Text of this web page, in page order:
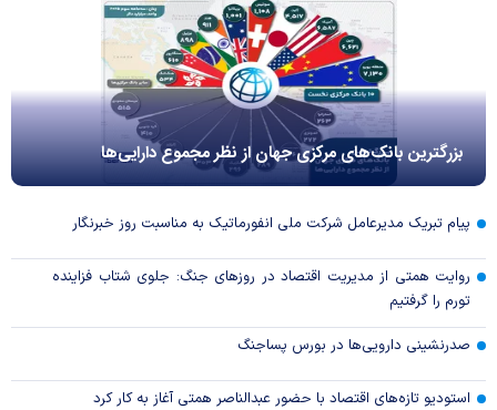
بزرگترین بانک‌های مرکزی جهان از نظر مجموع دارایی‌ها
پیام تبریک مدیرعامل شرکت ملی انفورماتیک به مناسبت روز خبرنگار
روایت همتی از مدیریت اقتصاد در روزهای جنگ: جلوی شتاب فزاینده
تورم را گرفتیم
صدرنشینی دارویی‌ها در بورس پساجنگ
استودیو تازه‌های اقتصاد با حضور عبدالناصر همتی آغاز به کار کرد